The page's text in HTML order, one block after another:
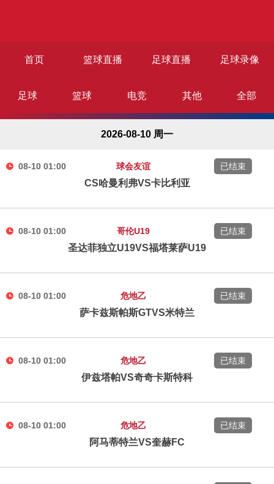
首页 篮球直播 足球直播 足球录像
篮球录像 足球资讯 篮球资讯
足球 篮球 电竞 其他 全部
2026-08-10 周一
08-10 01:00 球会友谊
CS哈曼利弗VS卡比利亚
已结束
08-10 01:00 哥伦U19
圣达菲独立U19VS福塔莱萨U19
已结束
08-10 01:00 危地乙
萨卡兹斯帕斯GTVS米特兰
已结束
08-10 01:00 危地乙
伊兹塔帕VS奇奇卡斯特科
已结束
08-10 01:00 危地乙
阿马蒂特兰VS奎赫FC
已结束